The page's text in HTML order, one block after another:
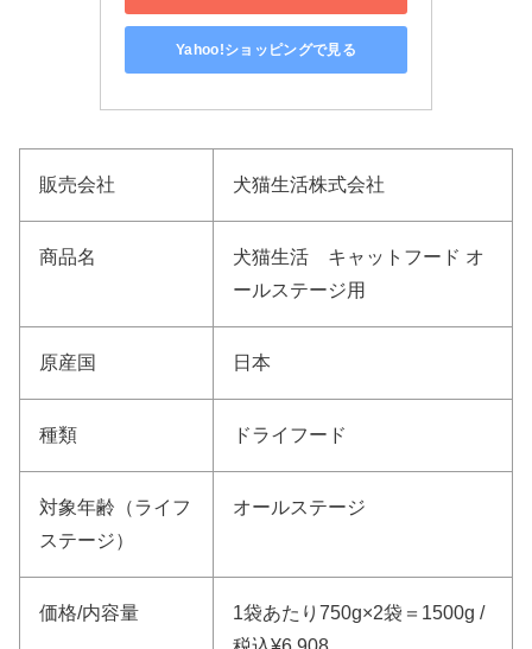
Yahoo!ショッピングで見る
販売会社 犬猫生活株式会社
商品名
犬猫生活 キャットフード オ
ールステージ用
原産国 日本
種類 ドライフード
対象年齢（ライフ
ステージ）
オールステージ
価格/内容量
1袋あたり750g×2袋＝1500g /